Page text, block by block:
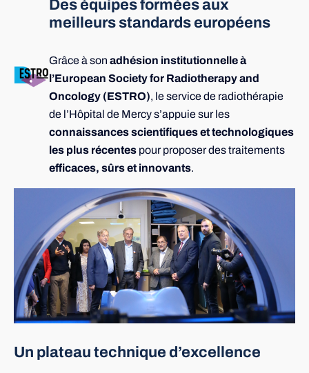
Des équipes formées aux
meilleurs standards européens
Grâce à son adhésion institutionnelle à
l’European Society for Radiotherapy and
Oncology (ESTRO), le service de radiothérapie
de l’Hôpital de Mercy s’appuie sur les
connaissances scientifiques et technologiques
les plus récentespour proposer des traitements
efficaces, sûrs et innovants.
Un plateau technique d’excellence